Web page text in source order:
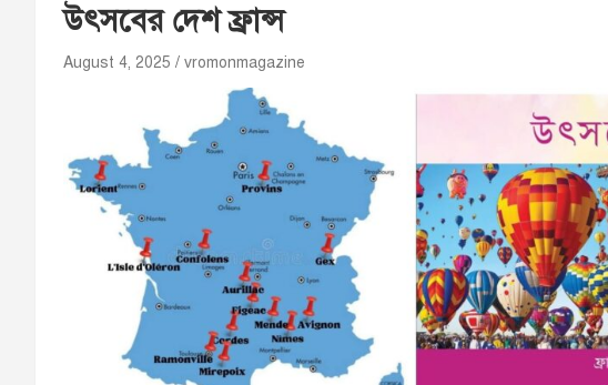
উৎসবের দেশ ফ্রান্স
August 4, 2025 vromonmagazine